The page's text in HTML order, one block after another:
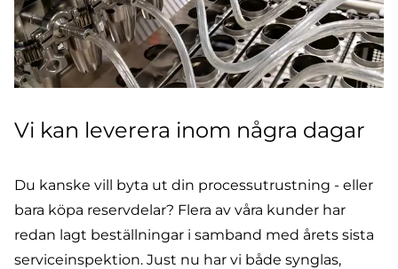
Vi kan leverera inom några dagar
Du kanske vill byta ut din processutrustning - eller
bara köpa reservdelar? Flera av våra kunder har
redan lagt beställningar i samband med årets sista
serviceinspektion. Just nu har vi både synglas,